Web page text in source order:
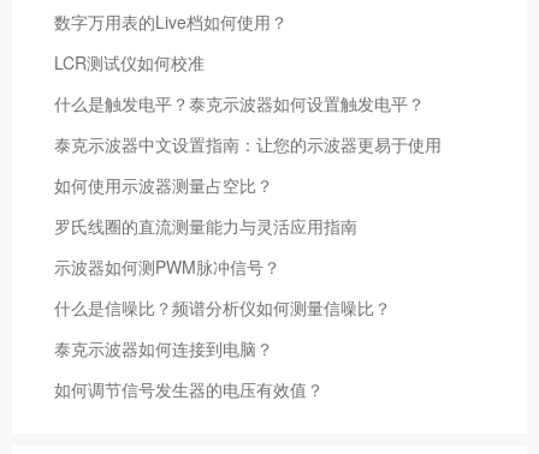
数字万用表的Live档如何使用？
LCR测试仪如何校准
什么是触发电平？泰克示波器如何设置触发电平？
泰克示波器中文设置指南：让您的示波器更易于使用
如何使用示波器测量占空比？
罗氏线圈的直流测量能力与灵活应用指南
示波器如何测PWM脉冲信号？
什么是信噪比？频谱分析仪如何测量信噪比？
泰克示波器如何连接到电脑？
如何调节信号发生器的电压有效值？